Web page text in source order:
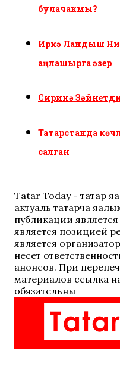
булачакмы?
Иркә Ландыш
аңлашырга әзер
Сиринә
Татарстанда
салган
Tatar Today - татар
актуаль татарча
публикации
является позицией
является
несет
анонсов. При
материалов ссылка
обязательны